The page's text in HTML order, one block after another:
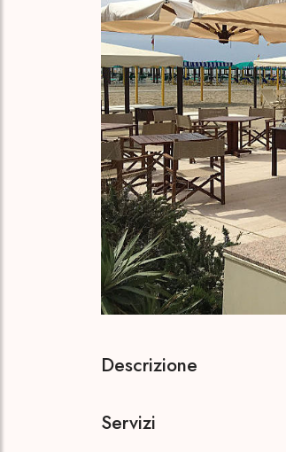
Descrizione
Servizi